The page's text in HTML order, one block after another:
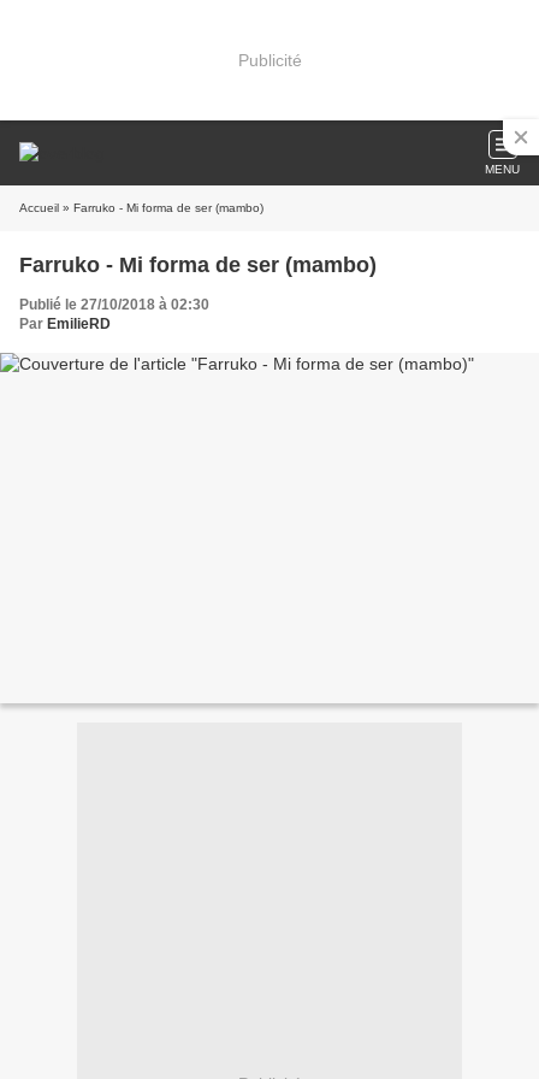
Publicité
MENU
Accueil » Farruko - Mi forma de ser (mambo)
Farruko - Mi forma de ser (mambo)
Publié le 27/10/2018 à 02:30
Par EmilieRD